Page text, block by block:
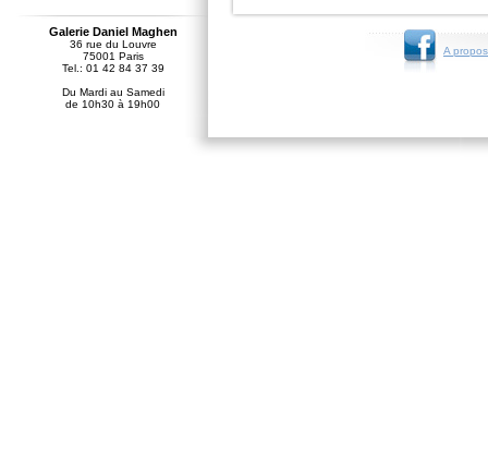
A
Galerie Daniel Maghen
36 rue du Louvre
75001 Paris
Tel.: 01 42 84 37 39
Du Mardi au Samedi
de 10h30 à 19h00